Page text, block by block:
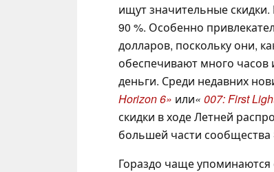
ищут значительные
90 %. Особенно
долларов, поскольку они,
обеспечивают много часов
деньги. Среди недавних
Horizon 6» или« 007: First
скидки в ходе Летней
большей части сообщества
Гораздо чаще упоминаются